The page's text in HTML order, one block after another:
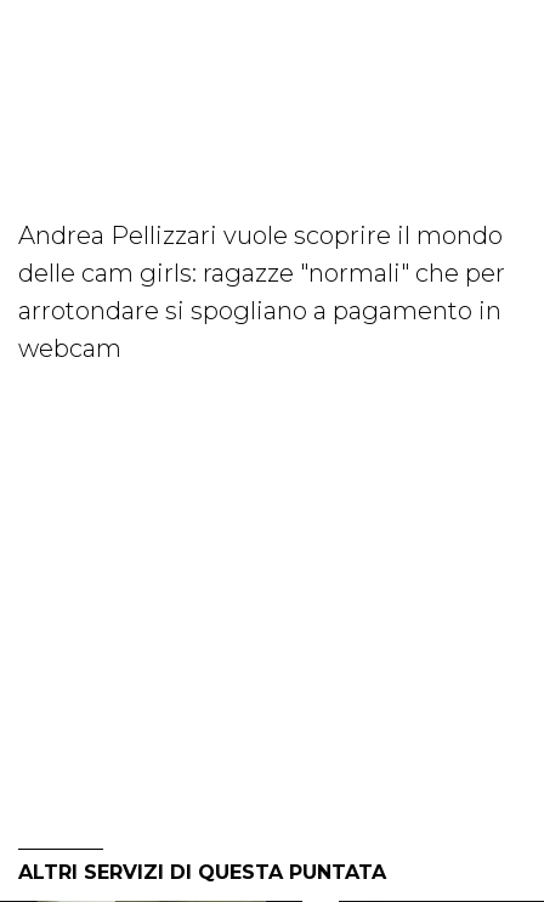
Andrea Pellizzari vuole scoprire il mondo
delle cam girls: ragazze "normali" che per
arrotondare si spogliano a pagamento in
webcam
ALTRI SERVIZI DI QUESTA PUNTATA